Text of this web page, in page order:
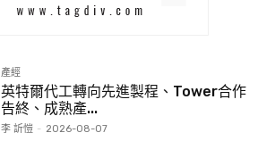
產經
英特爾代工轉向先進製程、Tower合作
告終、成熟產...
李 訢愷 - 2026-08-07